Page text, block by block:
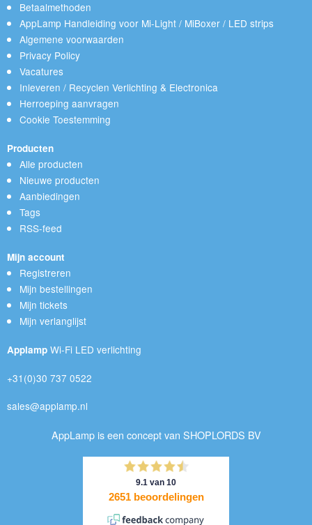
Betaalmethoden
AppLamp Handleiding voor Mi-Light / MiBoxer / LED strips
Algemene voorwaarden
Privacy Policy
Vacatures
Inleveren / Recyclen Verlichting & Electronica
Herroeping aanvragen
Cookie Toestemming
Producten
Alle producten
Nieuwe producten
Aanbiedingen
Tags
RSS-feed
Mijn account
Registreren
Mijn bestellingen
Mijn tickets
Mijn verlanglijst
Applamp Wi-Fi LED verlichting
+31(0)30 737 0522
sales@applamp.nl
AppLamp is een concept van SHOPLORDS BV